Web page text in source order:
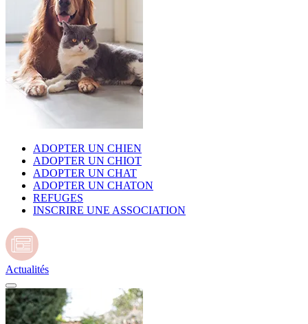
ADOPTER UN CHIEN
ADOPTER UN CHIOT
ADOPTER UN CHAT
ADOPTER UN CHATON
REFUGES
INSCRIRE UNE ASSOCIATION
Actualités